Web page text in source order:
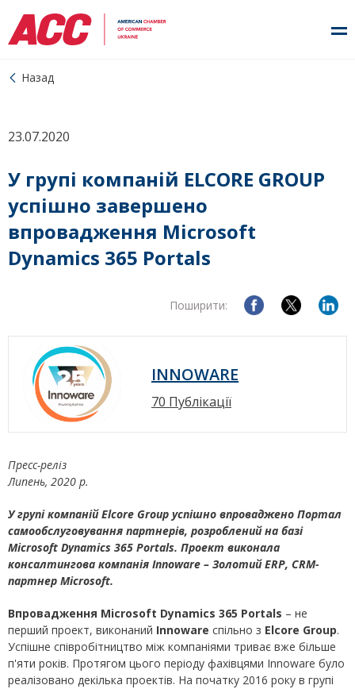
Назад
23.07.2020
У групі компаній ELCORE GROUP
успішно завершено
впровадження Microsoft
Dynamics 365 Portals
Поширити:
INNOWARE
70 Публікації
Пресс-реліз
Липень, 2020 р.
У групі компаній Elcorе Group успішно впроваджено Портал
самообслуговування партнерів, розроблений на базі
Microsoft Dynamics 365 Portals. Проект виконала
консалтингова компанія Innowarе – Золотий ERP, СRM-
партнер Microsoft.
Впровадження Microsoft Dynamics 365 Portals – не
перший проект, виконаний Innowаrе спільно з Elcore Group.
Успішне співробітництво між компаніями триває вже більше
п'яти років. Протягом цього періоду фахівцями Innowаre було
реалізовано декілька проектів. На початку 2016 року в групі